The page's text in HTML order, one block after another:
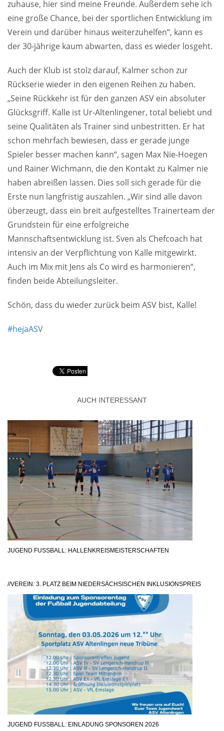
zuhause, hier sind meine Freunde. Außerdem sehe ich
eine große Chance, bei der sportlichen Entwicklung im
Verein und darüber hinaus weiterzuhelfen“, kann es
der 30-jährige kaum abwarten, dass es wieder losgeht.
Auch der Klub ist stolz darauf, Kalmer schon zur
Rückserie wieder in den eigenen Reihen zu haben.
„Seine Rückkehr ist für den ganzen ASV ein absoluter
Glücksgriff. Kalle ist Ur-Altenlingener, total beliebt und
seine Qualitäten als Trainer sind unbestritten. Er hat
schon mehrfach bewiesen, dass er gerade junge
Spieler besser machen kann“, sagen Max Nie-Hoegen
und Rainer Wichmann, die den Kontakt zu Kalmer nie
haben abreißen lassen. Dies soll sich gerade für die
Erste nun langfristig auszahlen. „Wir sind alle davon
überzeugt, dass ein breit aufgestelltes Trainerteam der
Grundstein für eine erfolgreiche
Mannschaftsentwicklung ist. Sven als Chefcoach hat
intensiv an der Verpflichtung von Kalle mitgewirkt.
Auch im Mix mit Jens als Co wird es harmonieren“,
finden beide Abteilungsleiter.
Schön, dass du wieder zurück beim ASV bist, Kalle!
#hejaASV
AUCH INTERESSANT
JUGEND FUSSBALL: HALLENKREISMEISTERSCHAFTEN
//VEREIN: 3. PLATZ BEIM NIEDERSÄCHSISCHEN INKLUSIONSPREIS
JUGEND FUSSBALL: EINLADUNG SPONSOREN 2026